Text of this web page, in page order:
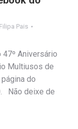
Filipa Pais
47º Aniversário
Multiusos de
do
Não deixe de